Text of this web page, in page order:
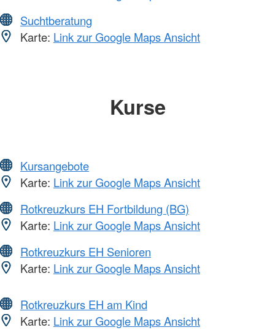
Suchtberatung
Karte: Link zur Google Maps Ansicht
Kurse
Kursangebote
Karte: Link zur Google Maps Ansicht
Rotkreuzkurs EH Fortbildung (BG)
Karte: Link zur Google Maps Ansicht
Rotkreuzkurs EH Senioren
Karte: Link zur Google Maps Ansicht
Rotkreuzkurs EH am Kind
Karte: Link zur Google Maps Ansicht